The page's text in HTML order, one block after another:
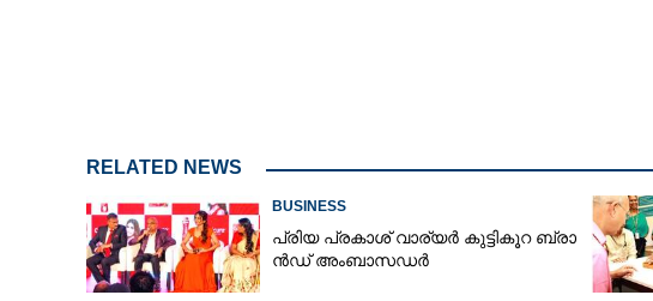
RELATED NEWS
BUSINESS
പ്രി​യ​ ​പ്ര​കാ​ശ് ​വാ​ര്യർ കു​ട്ടി​കൂ​റ​ ​ ബ്രാ​
ൻ​ഡ് ​അം​ബാ​സ​ഡ​ർ